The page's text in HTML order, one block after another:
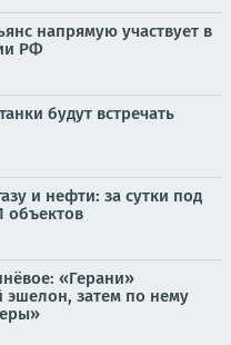
напрямую участвует в
РФ
будут встречать
и нефти: за сутки под
объектов
«Герани»
эшелон, затем по нему